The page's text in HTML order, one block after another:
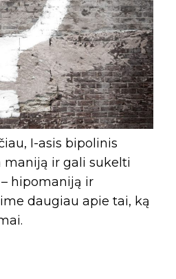
I-asis bipolinis
ir gali sukelti
hipomaniją ir
daugiau apie tai, ką